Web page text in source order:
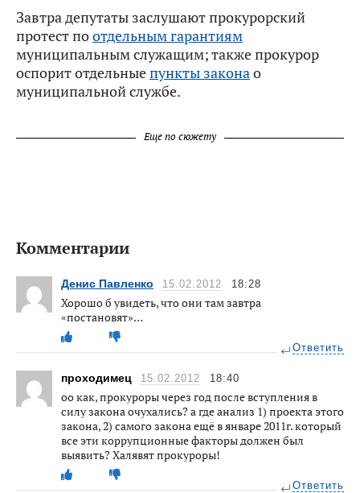
Завтра депутаты заслушают прокурорский
протест поотдельным гарантиям
муниципальным служащим; также прокурор
оспорит отдельныепункты законао
муниципальной службе.
Еще по сюжету
Комментарии
Денис Павленко 15.02.2012 18:28
Хорошо б увидеть, что они там завтра
«постановят»…
Ответить
проходимец 15.02.2012 18:40
оо как, прокуроры через год после вступления в
силу закона очухались? а где анализ 1) проекта этого
закона, 2) самого закона ещё в январе 2011г. который
все эти коррупционные факторы должен был
выявить? Халявят прокуроры!
Ответить